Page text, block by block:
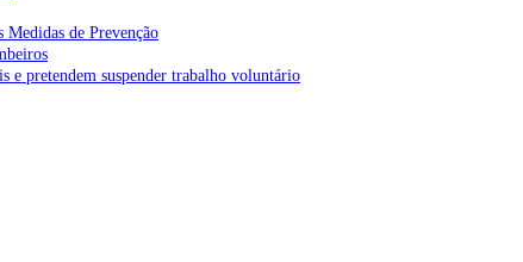
de Prevenção
e pretendem suspender trabalho voluntário